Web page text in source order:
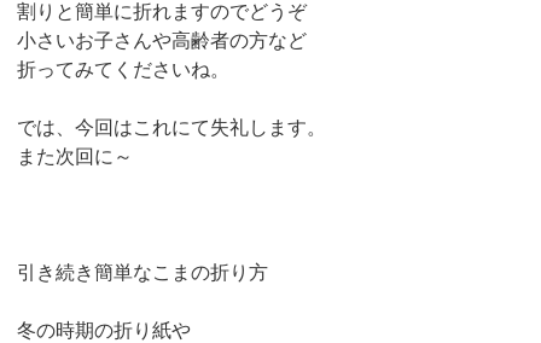
割りと簡単に折れますのでどうぞ
小さいお子さんや高齢者の方など
折ってみてくださいね。
では、今回はこれにて失礼します。
また次回に～
引き続き簡単なこまの折り方
冬の時期の折り紙や